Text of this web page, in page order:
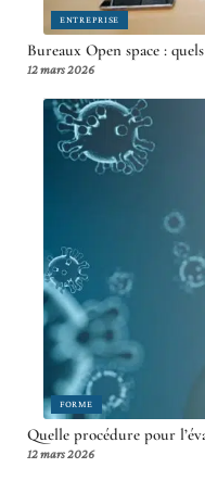
ENTREPRISE
Bureaux Open space :
12 mars 2026
FORME
Quelle procédure pour
12 mars 2026